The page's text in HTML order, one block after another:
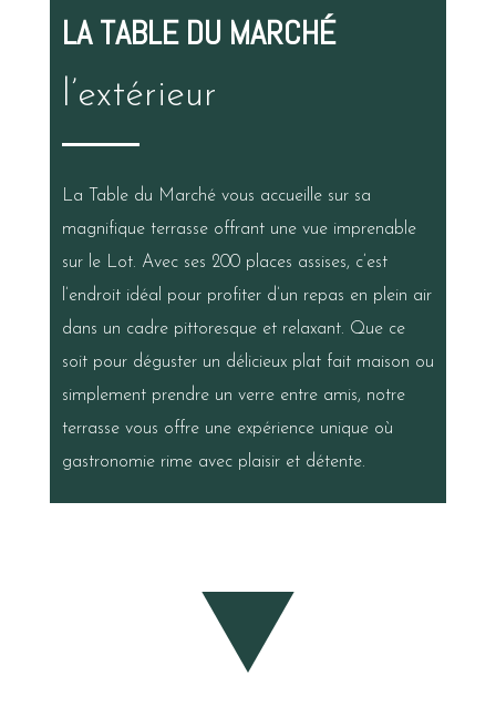
LA TABLE DU MARCHÉ
l’extérieur
La Table du Marché vous accueille sur sa
magnifique terrasse offrant une vue imprenable
sur le Lot. Avec ses 200 places assises, c’est
l’endroit idéal pour profiter d’un repas en plein air
dans un cadre pittoresque et relaxant. Que ce
soit pour déguster un délicieux plat fait maison ou
simplement prendre un verre entre amis, notre
terrasse vous offre une expérience unique où
gastronomie rime avec plaisir et détente.